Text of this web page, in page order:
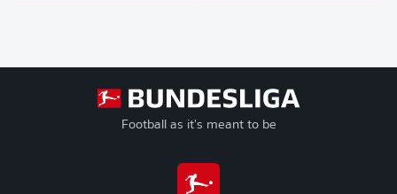
Football as it's meant to be